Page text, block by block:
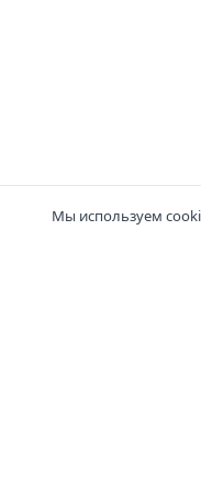
Мы используем